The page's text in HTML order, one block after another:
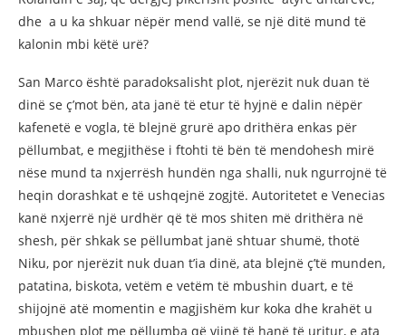
dhe a u ka shkuar nëpër mend vallë, se një ditë mund të
kalonin mbi këtë urë?
San Marco është paradoksalisht plot, njerëzit nuk duan të
dinë se ç’mot bën, ata janë të etur të hyjnë e dalin nëpër
kafenetë e vogla, të blejnë grurë apo drithëra enkas për
pëllumbat, e megjithëse i ftohti të bën të mendohesh mirë
nëse mund ta nxjerrësh hundën nga shalli, nuk ngurrojnë të
heqin dorashkat e të ushqejnë zogjtë. Autoritetet e Venecias
kanë nxjerrë një urdhër që të mos shiten më drithëra në
shesh, për shkak se pëllumbat janë shtuar shumë, thotë
Niku, por njerëzit nuk duan t’ia dinë, ata blejnë ç’të munden,
patatina, biskota, vetëm e vetëm të mbushin duart, e të
shijojnë atë momentin e magjishëm kur koka dhe krahët u
mbushen plot me pëllumba që vijnë të hanë të uritur, e ata